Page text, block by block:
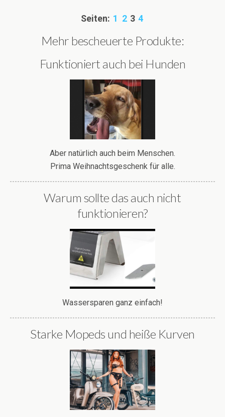
Seiten: 1 2 3 4
Mehr bescheuerte Produkte:
Funktioniert auch bei Hunden
Aber natürlich auch beim Menschen.
Prima Weihnachtsgeschenk für alle.
Warum sollte das auch nicht
funktionieren?
Wassersparen ganz einfach!
Starke Mopeds und heiße Kurven